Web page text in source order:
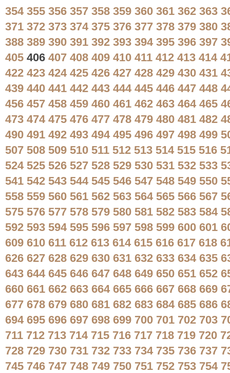
354 355 356 357 358 359 360 361 362 363
371 372 373 374 375 376 377 378 379 380
388 389 390 391 392 393 394 395 396 397
405 406 407 408 409 410 411 412 413 414
422 423 424 425 426 427 428 429 430 431
439 440 441 442 443 444 445 446 447 448
456 457 458 459 460 461 462 463 464 465
473 474 475 476 477 478 479 480 481 482
490 491 492 493 494 495 496 497 498 499
507 508 509 510 511 512 513 514 515 516
524 525 526 527 528 529 530 531 532 533
541 542 543 544 545 546 547 548 549 550
558 559 560 561 562 563 564 565 566 567
575 576 577 578 579 580 581 582 583 584
592 593 594 595 596 597 598 599 600 601
609 610 611 612 613 614 615 616 617 618
626 627 628 629 630 631 632 633 634 635
643 644 645 646 647 648 649 650 651 652
660 661 662 663 664 665 666 667 668 669
677 678 679 680 681 682 683 684 685 686
694 695 696 697 698 699 700 701 702 703
711 712 713 714 715 716 717 718 719 720
728 729 730 731 732 733 734 735 736 737
745 746 747 748 749 750 751 752 753 754